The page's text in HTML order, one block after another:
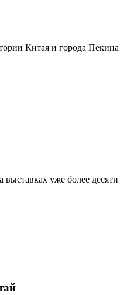
Китая и города
уже более